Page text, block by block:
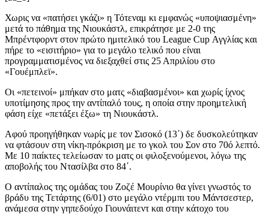
Χωρις να «πατήσει γκάζι» η Τότεναμ κι εμφανώς «υποψιασμένη»
μετά το πάθημα της Νιουκάστλ, επικράτησε με 2-0 της
Μπρέντφορντ στον πρώτο ημιτελικό του League Cup Αγγλίας και
πήρε το «εισιτήριο» για το μεγάλο τελικό που είναι
προγραμματισμένος να διεξαχθεί στις 25 Απριλίου στο
«Γουέμπλεϊ».
Οι «πετεινοί» μπήκαν στο ματς «διαβασμένοι» και χωρίς ίχνος
υποτίμησης προς την αντίπαλό τους, η οποία στην προημτελική
φάση είχε «πετάξει έξω» τη Νιουκάστλ.
Αφού προηγήθηκαν νωρίς με τον Σισοκό (13΄) δε δυσκολεύτηκαν
να φτάσουν στη νίκη-πρόκριση με το γκολ του Σον στο 70ό λεπτό.
Με 10 παίκτες τελείωσαν το ματς οι φιλοξενούμενοι, λόγω της
αποβολής του Ντασίλβα στο 84΄.
Ο αντίπαλος της ομάδας του Ζοζέ Μουρίνιο θα γίνει γνωστός το
βράδυ της Τετάρτης (6/01) στο μεγάλο ντέρμπι του Μάντσεστερ,
ανάμεσα στην γηπεδούχο Γιουνάιτεντ και στην κάτοχο του